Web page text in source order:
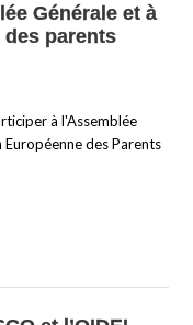
Générale et à
parents
à l'Assemblée
des Parents